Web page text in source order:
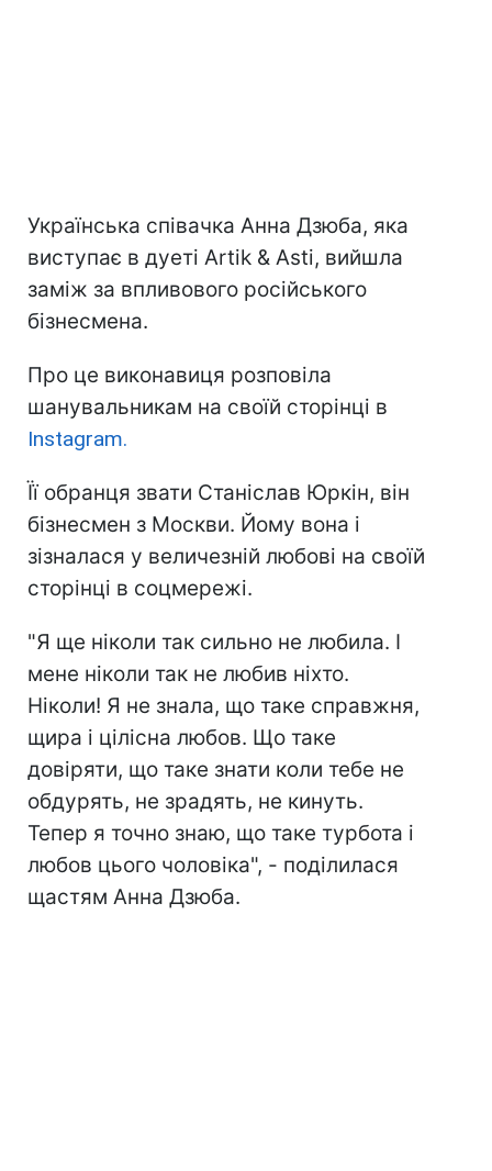
Українська співачка Анна Дзюба, яка
виступає в дуеті Artik & Asti, вийшла
заміж за впливового російського
бізнесмена.
Про це виконавиця розповіла
шанувальникам на своїй сторінці в
Instagram.
Її обранця звати Станіслав Юркін, він
бізнесмен з Москви. Йому вона і
зізналася у величезній любові на своїй
сторінці в соцмережі.
"Я ще ніколи так сильно не любила. І
мене ніколи так не любив ніхто.
Ніколи! Я не знала, що таке справжня,
щира і цілісна любов. Що таке
довіряти, що таке знати коли тебе не
обдурять, не зрадять, не кинуть.
Тепер я точно знаю, що таке турбота і
любов цього чоловіка", - поділилася
щастям Анна Дзюба.